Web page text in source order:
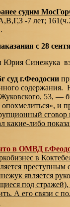
судим
-7 лет;
с 28
Юрия Синежука
суд г.Феодосии
53, —
и
либо
в ОМВД
в
является
под
А его связи с